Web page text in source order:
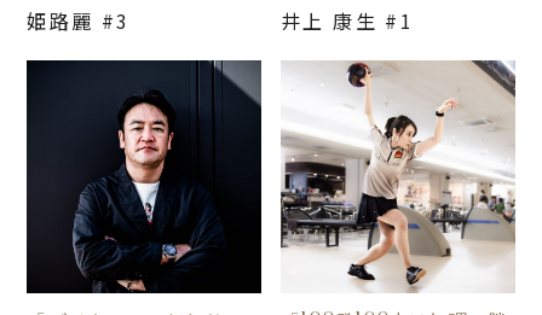
姫路麗 #3 井上 康生 #1